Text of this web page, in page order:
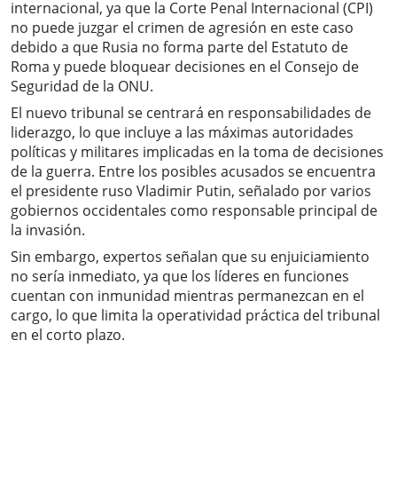
internacional, ya que la Corte Penal Internacional (CPI)
no puede juzgar el crimen de agresión en este caso
debido a que Rusia no forma parte del Estatuto de
Roma y puede bloquear decisiones en el Consejo de
Seguridad de la ONU.
El nuevo tribunal se centrará en responsabilidades de
liderazgo, lo que incluye a las máximas autoridades
políticas y militares implicadas en la toma de decisiones
de la guerra. Entre los posibles acusados se encuentra
el presidente ruso Vladimir Putin, señalado por varios
gobiernos occidentales como responsable principal de
la invasión.
Sin embargo, expertos señalan que su enjuiciamiento
no sería inmediato, ya que los líderes en funciones
cuentan con inmunidad mientras permanezcan en el
cargo, lo que limita la operatividad práctica del tribunal
en el corto plazo.